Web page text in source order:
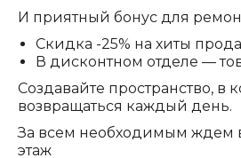
И приятный бонус для
Скидка -25% на хиты
В дисконтном отделе —
Создавайте пространство, в
возвращаться каждый день.
За всем необходимым ждем
этаж